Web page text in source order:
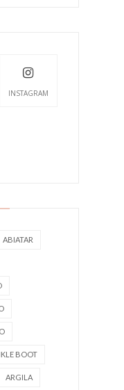
INSTAGRAM
ABIATAR
BOOT
ARGILA